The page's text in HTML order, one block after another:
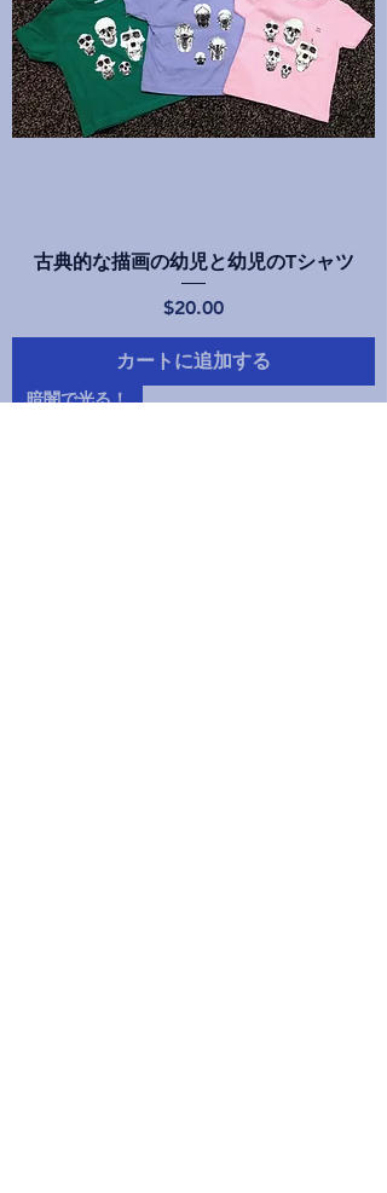
古典的な描画の幼児と幼児のTシャツ
価格
$20.00
カートに追加する
暗闇で光る！